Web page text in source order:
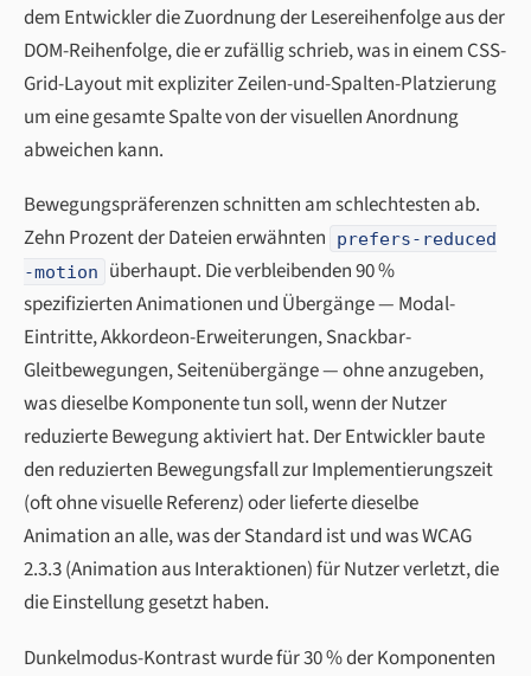
dem Entwickler die Zuordnung der Lesereihenfolge aus der
DOM-Reihenfolge, die er zufällig schrieb, was in einem CSS-
Grid-Layout mit expliziter Zeilen-und-Spalten-Platzierung
um eine gesamte Spalte von der visuellen Anordnung
abweichen kann.
Bewegungspräferenzen schnitten am schlechtesten ab.
Zehn Prozent der Dateien erwähnten
prefers-reduced
-motion
überhaupt. Die verbleibenden 90 %
spezifizierten Animationen und Übergänge — Modal-
Eintritte, Akkordeon-Erweiterungen, Snackbar-
Gleitbewegungen, Seitenübergänge — ohne anzugeben,
was dieselbe Komponente tun soll, wenn der Nutzer
reduzierte Bewegung aktiviert hat. Der Entwickler baute
den reduzierten Bewegungsfall zur Implementierungszeit
(oft ohne visuelle Referenz) oder lieferte dieselbe
Animation an alle, was der Standard ist und was WCAG
2.3.3 (Animation aus Interaktionen) für Nutzer verletzt, die
die Einstellung gesetzt haben.
Dunkelmodus-Kontrast wurde für 30 % der Komponenten